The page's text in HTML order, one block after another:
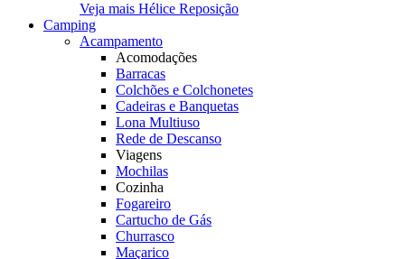
Veja mais Hélice Reposição
Camping
Acampamento
Acomodações
Barracas
Colchões e Colchonetes
Cadeiras e Banquetas
Lona Multiuso
Rede de Descanso
Viagens
Mochilas
Cozinha
Fogareiro
Cartucho de Gás
Churrasco
Maçarico